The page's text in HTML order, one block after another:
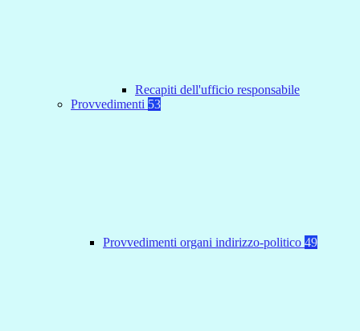
Recapiti dell'ufficio responsabile
Provvedimenti 53
Provvedimenti organi indirizzo-politico 49